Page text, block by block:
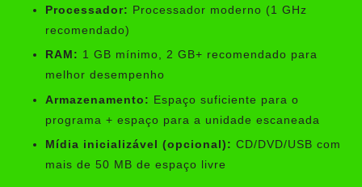
Processador: Processador moderno (1 GHz
recomendado)
RAM: 1 GB mínimo, 2 GB+ recomendado para
melhor desempenho
Armazenamento: Espaço suficiente para o
programa + espaço para a unidade escaneada
Mídia inicializável (opcional): CD/DVD/USB com
mais de 50 MB de espaço livre